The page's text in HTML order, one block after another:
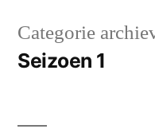
Categorie
Seizoen 1